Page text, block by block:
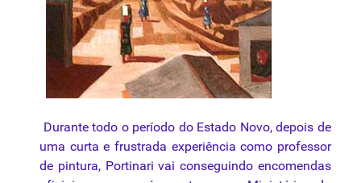
Durante todo o período do Estado Novo, depois de
uma curta e frustrada experiência como professor
de pintura, Portinari vai conseguindo encomendas